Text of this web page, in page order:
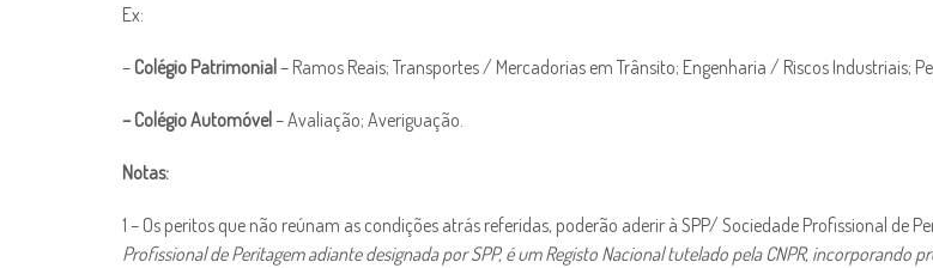
Ex:
– Colégio Patrimonial– Ramos Reais; Transportes / Mercadorias em Trânsito; Engenharia / Riscos Industriais;
– Colégio Automóvel– Avaliação; Averiguação.
Notas:
1 – Os peritos que não reúnam as condições atrás referidas, poderão aderir à SPP/ Sociedade Profissional de
Profissional de Peritagem adiante designada por SPP, é um Registo Nacional tutelado pela CNPR, incorporando